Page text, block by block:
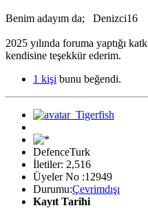
Benim adayım da; Denizci16
2025 yılında foruma yaptığı
kendisine teşekkür ederim.
1 kişi bunu beğendi.
DefenceTurk
İletiler: 2,516
Üyeler No :12949
Durumu:Çevrimdışı
Kayıt Tarihi